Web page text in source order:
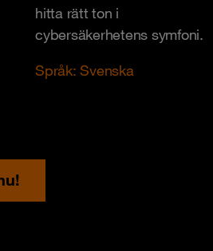
hitta rätt ton i
cybersäkerhetens symfoni.
Språk: Svenska